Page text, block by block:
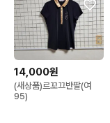
14,000원
(새상품)르꼬끄반팔(여
95)